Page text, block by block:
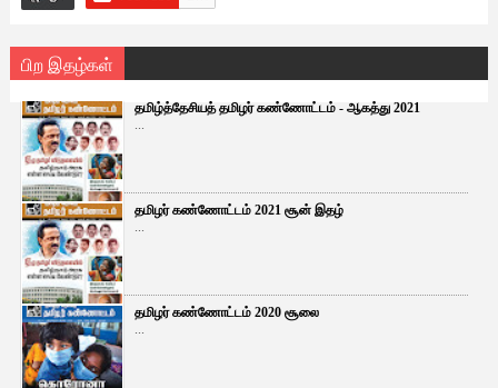
பிற இதழ்கள்
தமிழ்த்தேசியத் தமிழர் கண்ணோட்டம் - ஆகத்து 2021
...
தமிழர் கண்ணோட்டம் 2021 சூன் இதழ்
...
தமிழர் கண்ணோட்டம் 2020 சூலை
...